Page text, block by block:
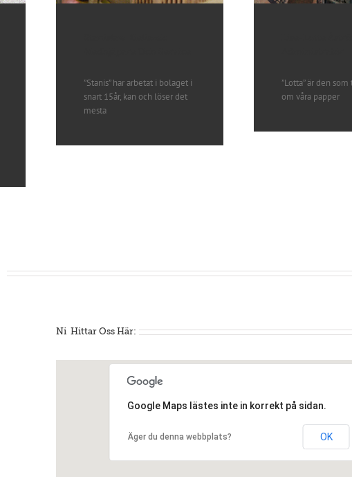
”Stanis” har arbetat i bolaget i
snart 15år, kan och löser det
mesta
”Lotta” är den som
om våra papper
Ni Hittar Oss Här:
Google Maps lästes inte in korrekt på sidan.
Äger du denna webbplats? OK